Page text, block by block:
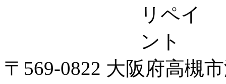
〒569-0822 大阪府高槻